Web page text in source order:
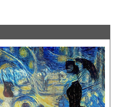
님이 쓴 책이다. 책의 주 내용은 거대
루고 ..